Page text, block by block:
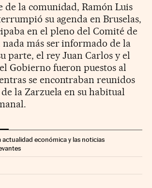
de la comunidad, Ramón Luis
su agenda en Bruselas,
en el pleno del Comité de
nada más ser informado de la
parte, el rey Juan Carlos y el
Gobierno fueron puestos al
se encontraban reunidos
la Zarzuela en su habitual
actualidad económica y las noticias
Días en Facebook
Días en Twitter